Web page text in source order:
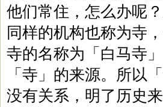
他们常住，怎么办呢
同样的机构也称为寺
寺的名称为「白马寺
「寺」的来源。所以
没有关系，明了历史